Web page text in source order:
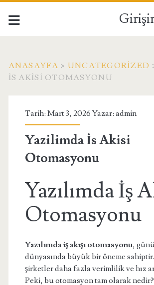
ANASAYFA > UNCATEGORIZED
İS AKISI OTOMASYONU
Tarih: Mart 3, 2026 Yazar: admin
Yazilimda İs Akisi
Otomasyonu
Yazılımda İş
Otomasyonu
Yazılımda iş akışı otomasyonu,
dünyasında büyük bir öneme
şirketler daha fazla verimlilik ve hız
Peki, bu otomasyon tam olarak nedir?